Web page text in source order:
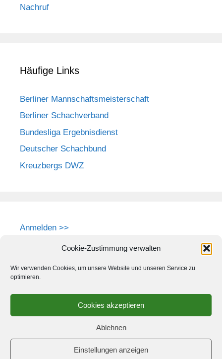
Cookie-Zustimmung verwalten
Wir verwenden Cookies, um unsere Website und unseren Service zu
optimieren.
Cookies akzeptieren
Ablehnen
Einstellungen anzeigen
Nachruf
Häufige Links
Berliner Mannschaftsmeisterschaft
Berliner Schachverband
Bundesliga Ergebnisdienst
Deutscher Schachbund
Kreuzbergs DWZ
Anmelden >>